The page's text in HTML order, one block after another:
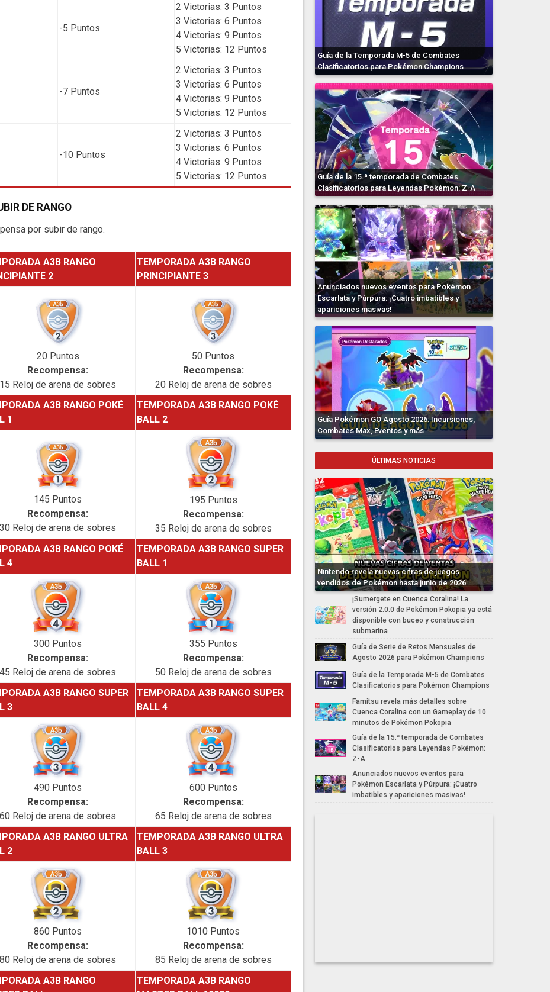
-5 Puntos
2 Victorias: 3 Puntos
3 Victorias: 6 Puntos
4 Victorias: 9 Puntos
5 Victorias: 12 Puntos
-7 Puntos
2 Victorias: 3 Puntos
3 Victorias: 6 Puntos
4 Victorias: 9 Puntos
5 Victorias: 12 Puntos
-10 Puntos
2 Victorias: 3 Puntos
3 Victorias: 6 Puntos
4 Victorias: 9 Puntos
5 Victorias: 12 Puntos
DE RANGO
por subir de rango.
A3B RANGO
2
TEMPORADA A3B RANGO
PRINCIPIANTE 3
20 Puntos
Recompensa:
15 Reloj de arena de sobres
50 Puntos
Recompensa:
20 Reloj de arena de sobres
A3B RANGO POKÉ
1
TEMPORADA A3B RANGO POKÉ
BALL 2
145 Puntos
Recompensa:
30 Reloj de arena de sobres
195 Puntos
Recompensa:
35 Reloj de arena de sobres
A3B RANGO POKÉ
4
TEMPORADA A3B RANGO SUPER
BALL 1
300 Puntos
Recompensa:
45 Reloj de arena de sobres
355 Puntos
Recompensa:
50 Reloj de arena de sobres
A3B RANGO SUPER
3
TEMPORADA A3B RANGO SUPER
BALL 4
490 Puntos
Recompensa:
60 Reloj de arena de sobres
600 Puntos
Recompensa:
65 Reloj de arena de sobres
A3B RANGO ULTRA
2
TEMPORADA A3B RANGO ULTRA
BALL 3
860 Puntos
Recompensa:
80 Reloj de arena de sobres
1010 Puntos
Recompensa:
85 Reloj de arena de sobres
A3B RANGO
TEMPORADA A3B RANGO
Guía de la Temporada M-5 de Combates
Clasificatorios para Pokémon Champions
Guía de la 15.ª temporada de Combates
Clasificatorios para Leyendas Pokémon: Z-A
Anunciados nuevos eventos para Pokémon
Escarlata y Púrpura: ¡Cuatro imbatibles y
apariciones masivas!
Guía Pokémon GO Agosto 2026: Incursiones,
Combates Max, Eventos y más
ÚLTIMAS NOTICIAS
Nintendo revela nuevas cifras de juegos
vendidos de Pokémon hasta junio de 2026
¡Sumergete en Cuenca Coralina! La
versión 2.0.0 de Pokémon Pokopia ya está
disponible con buceo y construcción
submarina
Guía de Serie de Retos Mensuales de
Agosto 2026 para Pokémon Champions
Guía de la Temporada M-5 de Combates
Clasificatorios para Pokémon Champions
Famitsu revela más detalles sobre
Cuenca Coralina con un Gameplay de 10
minutos de Pokémon Pokopia
Guía de la 15.ª temporada de Combates
Clasificatorios para Leyendas Pokémon:
Z-A
Anunciados nuevos eventos para
Pokémon Escarlata y Púrpura: ¡Cuatro
imbatibles y apariciones masivas!